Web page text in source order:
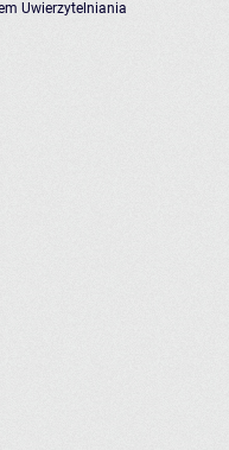
Uwierzytelniania